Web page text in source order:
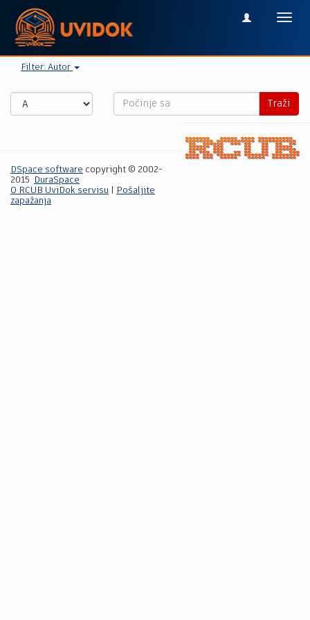
Filter: Autor
Traži
DSpace software copyright © 2002-
2015
DuraSpace
O RCUB UviDok servisu
Pošaljite
zapažanja